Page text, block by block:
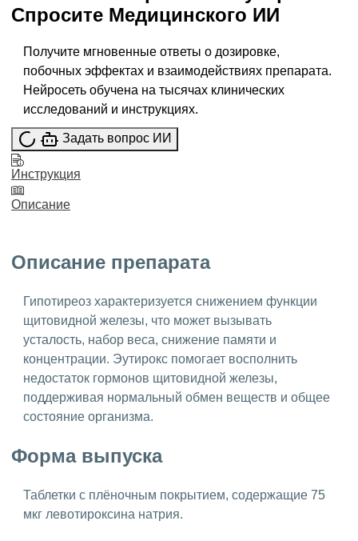
Спросите Медицинского ИИ
Получите мгновенные ответы о дозировке,
побочных эффектах и взаимодействиях препарата.
Нейросеть обучена на тысячах клинических
исследований и инструкциях.
Задать вопрос ИИ
Инструкция
Описание
Описание препарата
Гипотиреоз характеризуется снижением функции
щитовидной железы, что может вызывать
усталость, набор веса, снижение памяти и
концентрации. Эутирокс помогает восполнить
недостаток гормонов щитовидной железы,
поддерживая нормальный обмен веществ и общее
состояние организма.
Форма выпуска
Таблетки с плёночным покрытием, содержащие 75
мкг левотироксина натрия.